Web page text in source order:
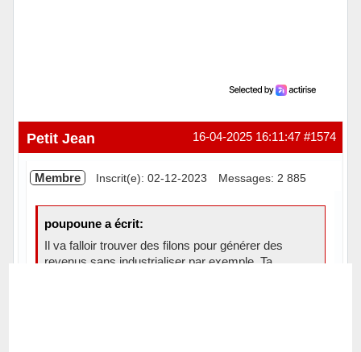
#1574
16-04-2025 16:11:47
Petit Jean
Membre Inscrit(e): 02-12-2023 Messages: 2 885
poupoune a écrit:
Il va falloir trouver des filons pour générer des
revenus sans industrialiser par exemple. Ta